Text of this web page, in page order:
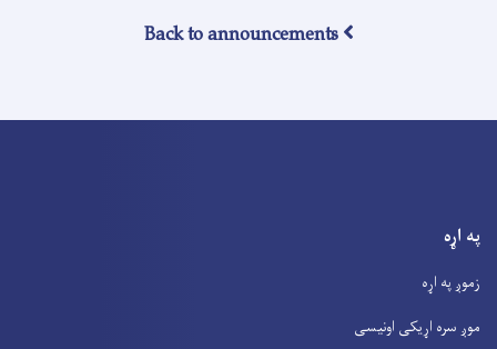
Back to announcements
په اړه
زموږ په اړه
موږ سره اړیکی اونیسی